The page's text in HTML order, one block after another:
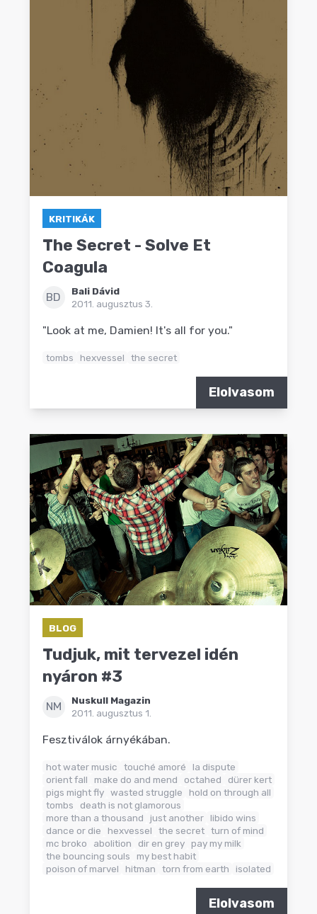
KRITIKÁK
The Secret - Solve Et
Coagula
BD
Bali Dávid
2011. augusztus 3.
"Look at me, Damien! It's all for you."
tombs hexvessel the secret
Elolvasom
BLOG
Tudjuk, mit tervezel idén
nyáron #3
NM
Nuskull Magazin
2011. augusztus 1.
Fesztiválok árnyékában.
hot water music touché amoré
la dispute
orient fall
make do and mend octahed
dürer kert
pigs might fly wasted struggle
hold on through all
tombs
death is not glamorous
more than a thousand
just another libido wins
dance or die
hexvessel the secret turn of mind
mc broko
abolition dir en grey pay my milk
the bouncing souls
my best habit
poison of marvel
hitman torn from earth isolated
Elolvasom